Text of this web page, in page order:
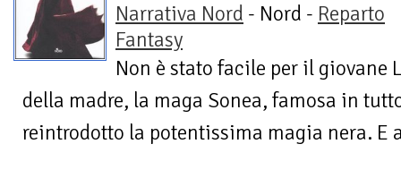
Narrativa Nord - Nord - Reparto
Fantasy
Non è stato facile per il giovane
della madre, la maga Sonea, famosa in
reintrodotto la potentissima magia nera. E